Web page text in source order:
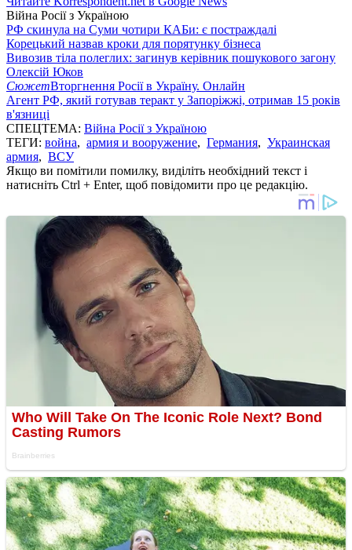
Війна Росії з Україною
РФ скинула на Суми чотири КАБи: є постраждалі
Корецький назвав кроки для порятунку бізнеса
Вивозив тіла полеглих: загинув керівник пошукового загону
Олексій Юков
СюжетВторгнення Росії в Україну. Онлайн
Агент РФ, який готував теракт у Запоріжжі, отримав 15 років
в'язниці
СПЕЦТЕМА: Війна Росії з Україною
ТЕГИ: война, армия и вооружение, Германия, Украинская
армия, ВСУ
Якщо ви помітили помилку, виділіть необхідний текст і
натисніть Ctrl + Enter, щоб повідомити про це редакцію.